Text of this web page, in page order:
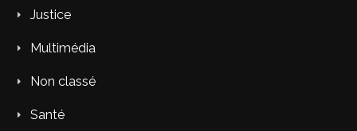
Justice
Multimédia
Non classé
Santé